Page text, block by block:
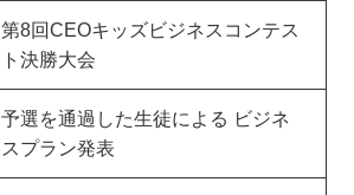
第8回CEOキッズビジネスコンテス
ト決勝大会
予選を通過した生徒による ビジネ
スプラン発表